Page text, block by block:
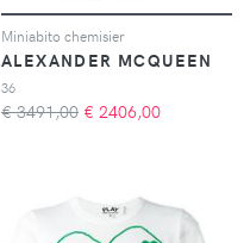
Miniabito chemisier
ALEXANDER MCQUEEN
36
€ 3491,00 € 2406,00